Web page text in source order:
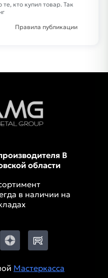
кто купил товар. Так
Правила публикации
В
области
в наличии на
Мастеркасса